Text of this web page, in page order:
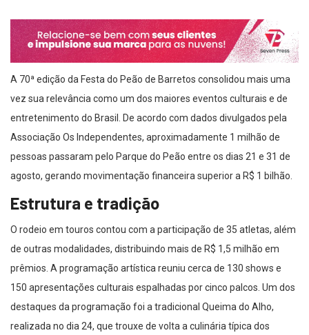
A 70ª edição da Festa do Peão de Barretos consolidou mais uma
vez sua relevância como um dos maiores eventos culturais e de
entretenimento do Brasil. De acordo com dados divulgados pela
Associação Os Independentes, aproximadamente 1 milhão de
pessoas passaram pelo Parque do Peão entre os dias 21 e 31 de
agosto, gerando movimentação financeira superior a R$ 1 bilhão.
Estrutura e tradição
O rodeio em touros contou com a participação de 35 atletas, além
de outras modalidades, distribuindo mais de R$ 1,5 milhão em
prêmios. A programação artística reuniu cerca de 130 shows e
150 apresentações culturais espalhadas por cinco palcos. Um dos
destaques da programação foi a tradicional Queima do Alho,
realizada no dia 24, que trouxe de volta a culinária típica dos
tropeiros. Nesta edição, 30 comitivas participaram do concurso, e